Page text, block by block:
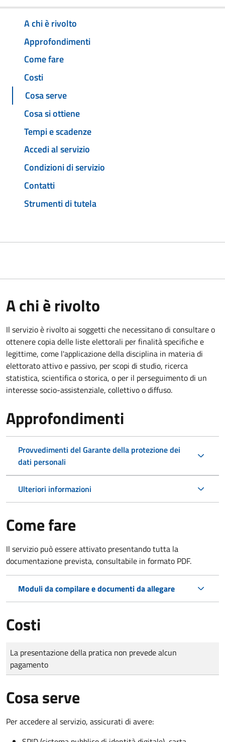
A chi è rivolto
Approfondimenti
Come fare
Costi
Cosa serve
Cosa si ottiene
Tempi e scadenze
Accedi al servizio
Condizioni di servizio
Contatti
Strumenti di tutela
A chi è rivolto
Il servizio è rivolto ai soggetti che necessitano di consultare o
ottenere copia delle liste elettorali per finalità specifiche e
legittime, come l'applicazione della disciplina in materia di
elettorato attivo e passivo, per scopi di studio, ricerca
statistica, scientifica o storica, o per il perseguimento di un
interesse socio-assistenziale, collettivo o diffuso.
Approfondimenti
Provvedimenti del Garante della protezione dei
dati personali
Ulteriori informazioni
Come fare
Il servizio può essere attivato presentando tutta la
documentazione prevista, consultabile in formato PDF.
Moduli da compilare e documenti da allegare
Costi
Tipo di pagamento
Importo
La presentazione della pratica non prevede alcun
pagamento
Cosa serve
Per accedere al servizio, assicurati di avere: